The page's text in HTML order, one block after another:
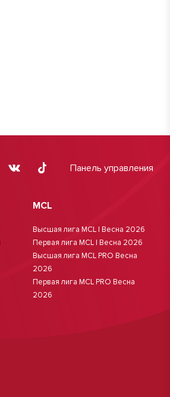
Панель управления
MCL
Высшая лига MCL | Весна 2026
Первая лига MCL | Весна 2026
Высшая лига MCL PRO Весна
2026
Первая лига MCL PRO Весна
2026